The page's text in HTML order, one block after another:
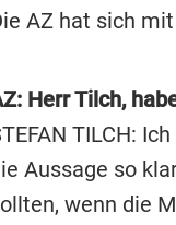
AZ hat sich
Herr Tilch,
TILCH:
Aussage so
wenn die